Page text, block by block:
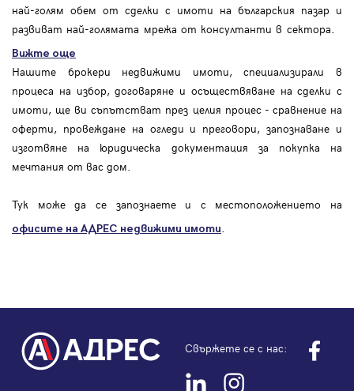
най-голям обем от сделки с имоти на българския пазар и
развиват най-голямата мрежа от консултанти в сектора.
Вижте още
Нашите брокери недвижими имоти, специализирали в
процеса на избор, договаряне и осъществяване на сделки с
имоти, ще ви съпътстват през целия процес - сравнение на
оферти, провеждане на огледи и преговори, запознаване и
изготвяне на юридическа документация за покупка на
мечтания от вас дом.
Тук може да се запознаете и с местоположението на
офисите на АДРЕС недвижими имоти.
Свържете се с нас: